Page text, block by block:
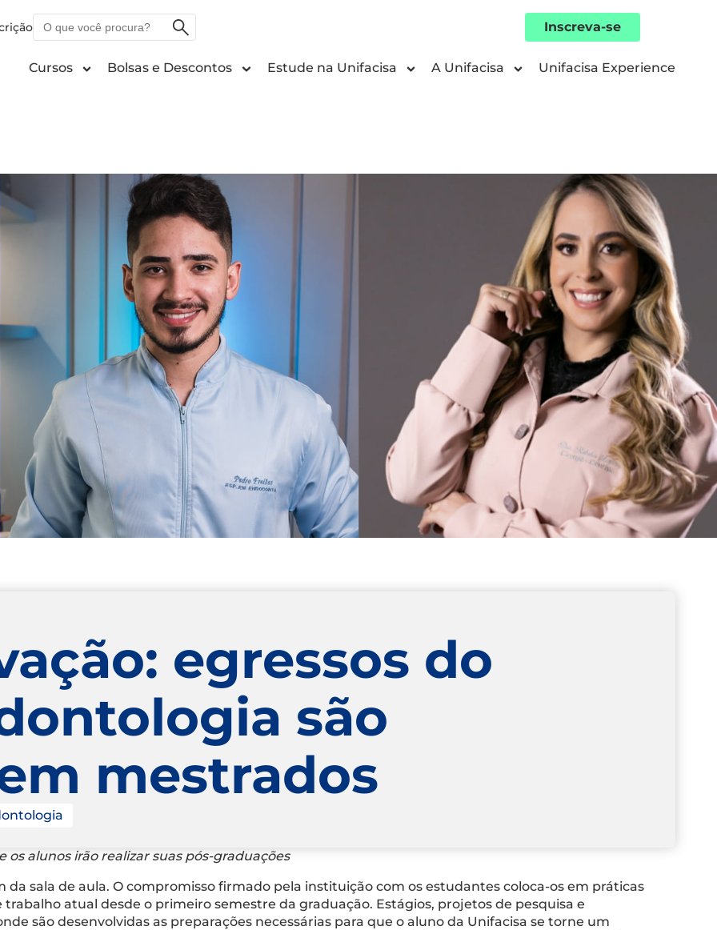
que
procura?
Inscreva-se
Cursos Bolsas e Descontos Estude na Unifacisa A Unifacisa Unifacisa Experience
egressos do
são
mestrados
os alunos irão realizar suas pós-graduações
da sala de aula. O compromisso firmado pela instituição com os estudantes coloca-os em práticas
atual desde o primeiro semestre da graduação. Estágios, projetos de pesquisa e
são desenvolvidas as preparações necessárias para que o aluno da Unifacisa se torne um